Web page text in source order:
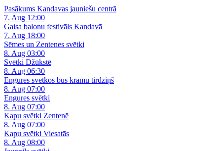
Pasākums Kandavas jauniešu centrā
7. Aug 12:00
Gaisa balonu festivāls Kandavā
7. Aug 18:00
Sēmes un Zentenes svētki
8. Aug 03:00
Svētki Džūkstē
8. Aug 06:30
Engures svētkos būs krāmu tirdziņš
8. Aug 07:00
Engures svētki
8. Aug 07:00
Kapu svētki Zentenē
8. Aug 07:00
Kapu svētki Viesatās
8. Aug 08:00